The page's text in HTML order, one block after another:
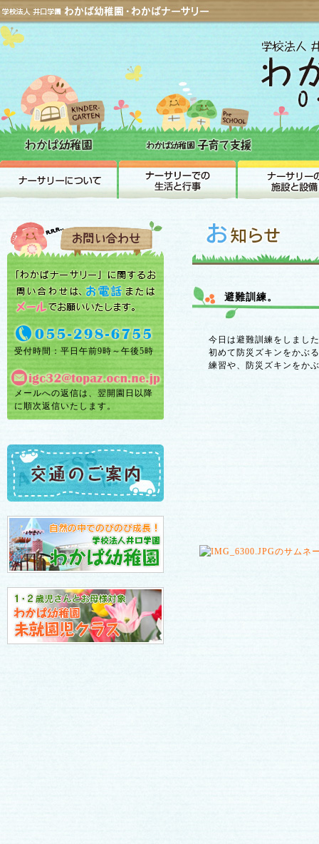
受付時間：平日午前9時～午後5時
メールへの返信は、翌開園日以降
に順次返信いたします。
避難訓練。
今日は避難訓練をしまし
初めて防災ズキンをかぶ
練習や、防災ズキンをか